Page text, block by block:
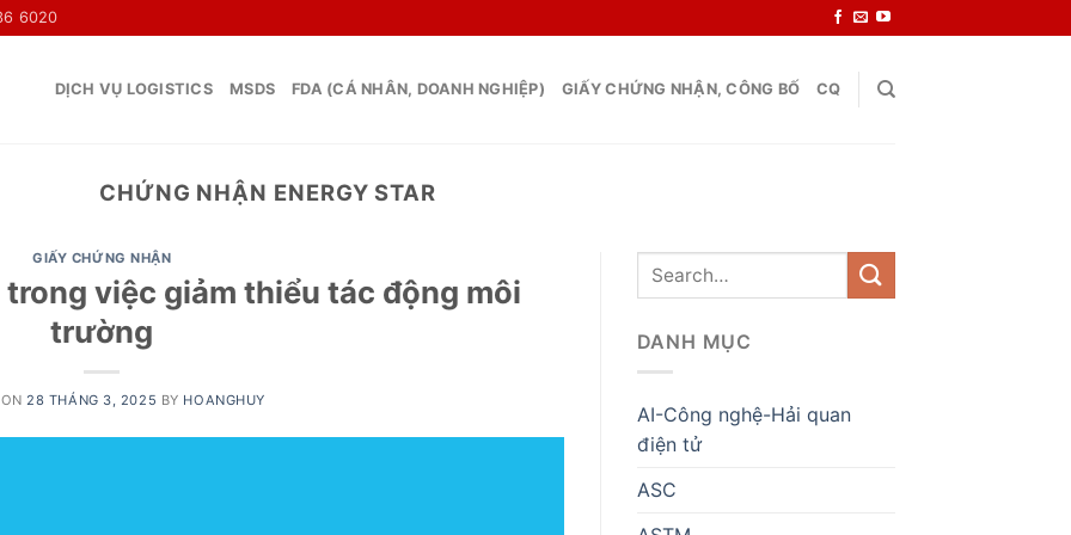
6020
DỊCH VỤ LOGISTICS MSDS FDA (CÁ NHÂN, DOANH NGHIỆP) GIẤY CHỨNG NHẬN, CÔNG BỐ CQ
CHỨNG NHẬN ENERGY STAR
GIẤY CHỨNG NHẬN
việc giảm thiểu tác động môi
trường
28 THÁNG 3, 2025 BY HOANGHUY
DANH MỤC
AI-Công nghệ-Hải quan
điện tử
ASC